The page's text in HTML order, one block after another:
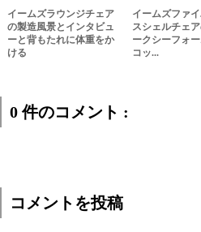
イームズラウンジチェア
の製造風景とインタビュ
ーと背もたれに体重をか
ける
イームズファ
スシェルチェ
ークシーフォ
コッ...
0 件のコメント :
コメントを投稿